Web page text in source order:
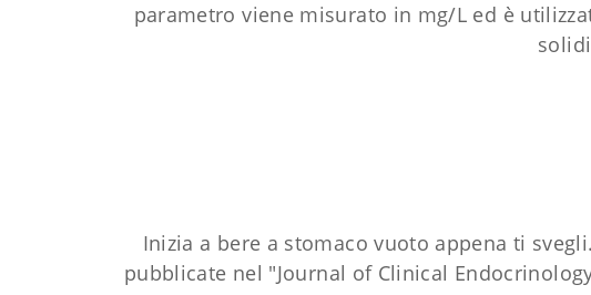
parametro viene misurato in mg/L ed è
Inizia a bere a stomaco vuoto appena ti
pubblicate nel "Journal of Clinical